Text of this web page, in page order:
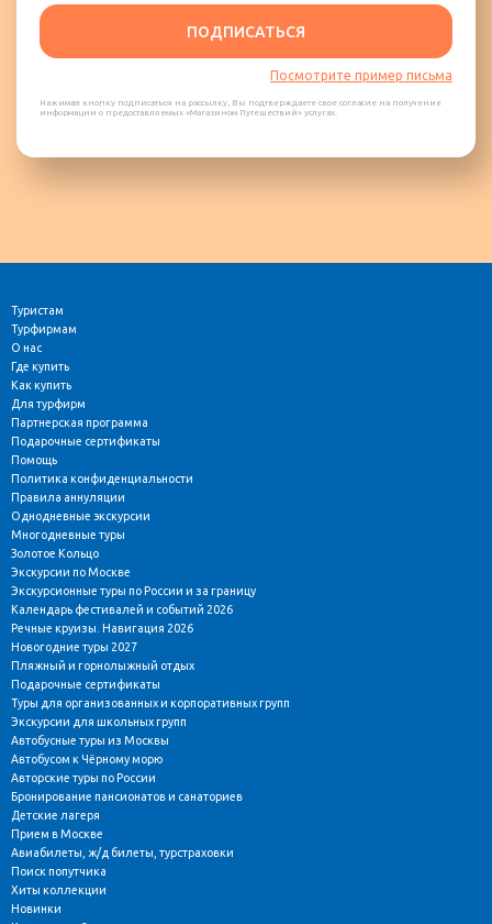
ПОДПИСАТЬСЯ
Посмотрите пример письма
Нажимая кнопку подписаться на рассылку, Вы подтверждаете свое согласие на получение
информации о предоставляемых «Магазином Путешествий» услугах.
Туристам
Турфирмам
О нас
Где купить
Как купить
Для турфирм
Партнерская программа
Подарочные сертификаты
Помощь
Политика конфиденциальности
Правила аннуляции
Однодневные экскурсии
Многодневные туры
Золотое Кольцо
Экскурсии по Москве
Экскурсионные туры по России и за границу
Календарь фестивалей и событий 2026
Речные круизы. Навигация 2026
Новогодние туры 2027
Пляжный и горнолыжный отдых
Подарочные сертификаты
Туры для организованных и корпоративных групп
Экскурсии для школьных групп
Автобусные туры из Москвы
Автобусом к Чёрному морю
Авторские туры по России
Бронирование пансионатов и санаториев
Детские лагеря
Прием в Москве
Авиабилеты, ж/д билеты, турстраховки
Поиск попутчика
Хиты коллекции
Новинки